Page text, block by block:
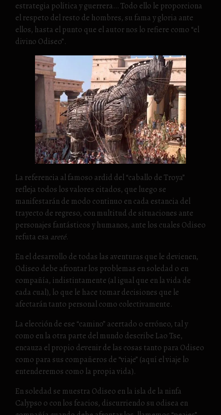
estrategia política y guerrera… Todo ello le proporciona
el respeto del resto de hombres, su fama y gloria ante
ellos, hasta el punto que el autor nos lo refiere como “el
divino Odiseo”.
La referencia al famoso ardid del “caballo de Troya”
refleja todos los valores citados, que luego se
manifestarán de modo continuo en cada estancia del
trayecto de regreso, con multitud de situaciones ante
personajes fantásticos y humanos, ante los cuales Odiseo
refuta esa areté.
En el desarrollo de todas las aventuras que le devienen,
Odiseo debe afrontar los problemas en soledad o en
compañía, indistintamente (al igual que en la vida de
cada cual), lo que le hace tomar decisiones que le
afectarán tanto personal como colectivamente.
La elección de ese “camino” acertado o erróneo, tal y
como en la otra parte del mundo describe Lao Tse,
encauza el propio devenir de las cosas tanto para Odiseo
como para sus compañeros de “viaje” (aquí el viaje lo
entenderemos como la propia vida).
En soledad se muestra Odiseo en la isla de la ninfa
Calypso o con los feacios, discurriendo su odisea en